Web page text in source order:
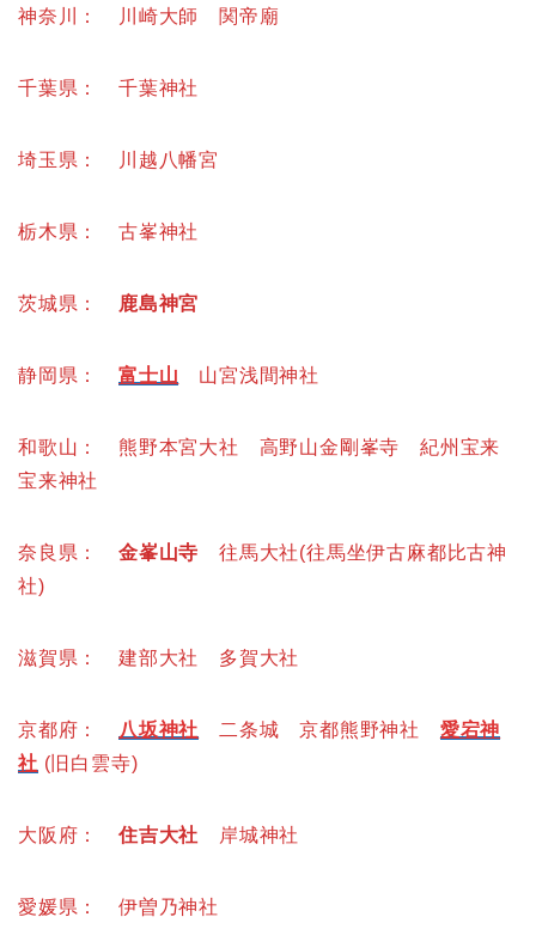
神奈川： 川崎大師 関帝廟
千葉県： 千葉神社
埼玉県： 川越八幡宮
栃木県： 古峯神社
茨城県： 鹿島神宮
静岡県： 富士山 山宮浅間神社
和歌山： 熊野本宮大社 高野山金剛峯寺 紀州宝来
宝来神社
奈良県： 金峯山寺 往馬大社(往馬坐伊古麻都比古神
社)
滋賀県： 建部大社 多賀大社
京都府： 八坂神社 二条城 京都熊野神社 愛宕神
社 (旧白雲寺)
大阪府： 住吉大社 岸城神社
愛媛県： 伊曽乃神社